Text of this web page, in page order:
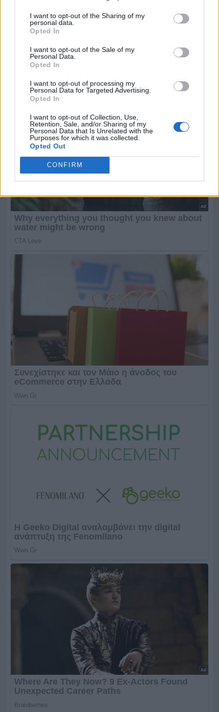
I want to opt-out of the Sharing of my
personal data.
Opted In
I want to opt-out of the Sale of my
Personal Data.
Opted In
I want to opt-out of processing my
Personal Data for Targeted Advertising.
Opted In
I want to opt-out of Collection, Use,
Retention, Sale, and/or Sharing of my
Personal Data that Is Unrelated with the
Purposes for which it was collected.
Opted Out
CONFIRM